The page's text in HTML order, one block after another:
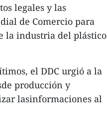
legales y las
de Comercio para
la industria del plástico
el DDC urgió a la
producción y
lasinformaciones al